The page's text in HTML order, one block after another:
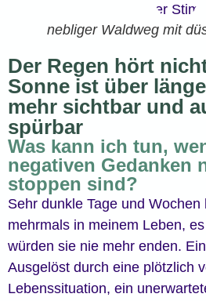
nebliger Waldweg mit
Der Regen hört
Sonne ist über
mehr sichtbar und
spürbar
Was kann ich tun,
negativen Gedanken
stoppen sind?
Sehr dunkle Tage und
mehrmals in meinem Leben,
würden sie nie mehr enden.
Ausgelöst durch eine plötzlich
Lebenssituation, ein